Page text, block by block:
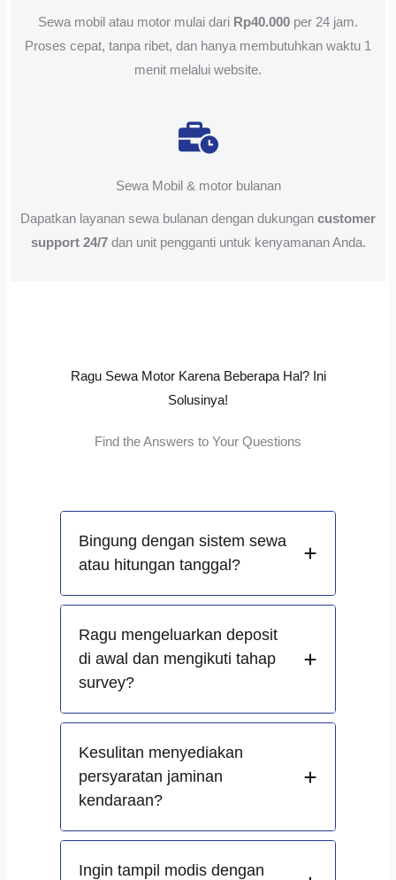
Sewa mobil atau motor mulai dari Rp40.000 per 24 jam.
Proses cepat, tanpa ribet, dan hanya membutuhkan waktu 1
menit melalui website.
Sewa Mobil & motor bulanan
Dapatkan layanan sewa bulanan dengan dukungan customer
support 24/7dan unit pengganti untuk kenyamanan Anda.
Ragu Sewa Motor Karena Beberapa Hal? Ini
Solusinya!
Find the Answers to Your Questions
Bingung dengan sistem sewa
atau hitungan tanggal?
Ragu mengeluarkan deposit
di awal dan mengikuti tahap
survey?
Kesulitan menyediakan
persyaratan jaminan
kendaraan?
Ingin tampil modis dengan